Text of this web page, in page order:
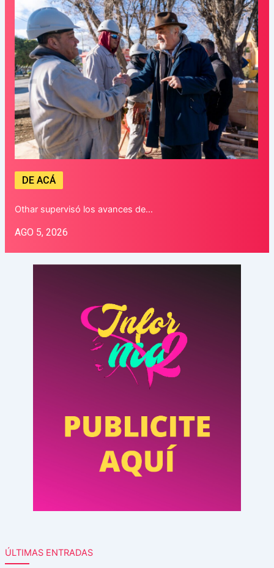
DE ACÁ
Othar supervisó los avances de…
AGO 5, 2026
ÚLTIMAS ENTRADAS